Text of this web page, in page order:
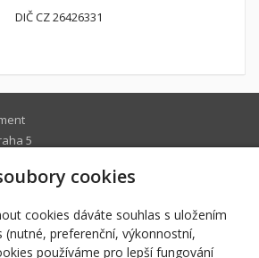
DIČ CZ 26426331
5
cookies
cookies dáváte souhlas s uložením
(nutné, preferenční, výkonnostní,
používáme pro lepší fungování